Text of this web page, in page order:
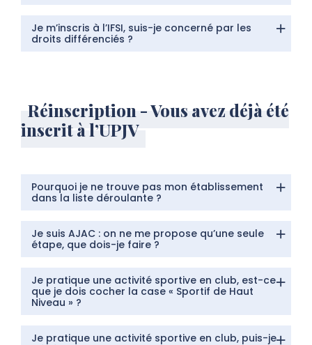
Je m’inscris à l’IFSI, suis-je concerné par les
droits différenciés ?
Réinscription - Vous avez déjà été
inscrit à l’UPJV
Pourquoi je ne trouve pas mon établissement
dans la liste déroulante ?
Je suis AJAC : on ne me propose qu’une seule
étape, que dois-je faire ?
Je pratique une activité sportive en club, est-ce
que je dois cocher la case « Sportif de Haut
Niveau » ?
Je pratique une activité sportive en club, puis-je